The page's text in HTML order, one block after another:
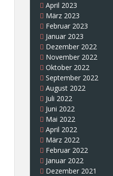
April 2023
März 2023
Februar 2023
Januar 2023
Dezember 2022
November 2022
Oktober 2022
September 2022
August 2022
Juli 2022
Juni 2022
Mai 2022
April 2022
März 2022
Februar 2022
Januar 2022
Dezember 2021